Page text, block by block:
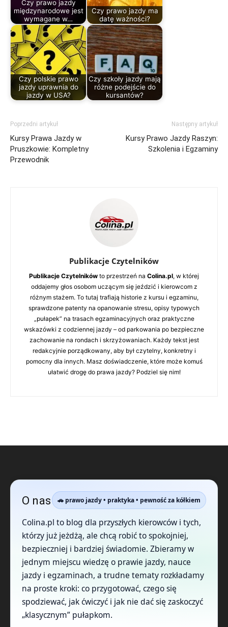
Czy prawo jazdy
międzynarodowe jest
wymagane w…
Czy prawo jazdy ma
datę ważności?
Czy polskie prawo
jazdy uprawnia do
jazdy w USA?
Czy szkoły jazdy mają
różne podejście do
kursantów?
Poprzedni artykuł
Kursy Prawa Jazdy w
Pruszkowie: Kompletny
Przewodnik
Następny artykuł
Kursy Prawo Jazdy Raszyn:
Szkolenia i Egzaminy
Publikacje Czytelników
Publikacje Czytelników to przestrzeń na Colina.pl, w której
oddajemy głos osobom uczącym się jeździć i kierowcom z
różnym stażem. To tutaj trafiają historie z kursu i egzaminu,
sprawdzone patenty na opanowanie stresu, opisy typowych
„pułapek” na trasach egzaminacyjnych oraz praktyczne
wskazówki z codziennej jazdy – od parkowania po bezpieczne
zachowanie na rondach i skrzyżowaniach. Każdy tekst jest
redakcyjnie porządkowany, aby był czytelny, konkretny i
pomocny dla innych. Masz doświadczenie, które może komuś
ułatwić drogę do prawa jazdy? Podziel się nim!
O nas 🚗 prawo jazdy • praktyka • pewność za kółkiem
Colina.pl to blog dla przyszłych kierowców i tych,
którzy już jeżdżą, ale chcą robić to spokojniej,
bezpieczniej i bardziej świadomie. Zbieramy w
jednym miejscu wiedzę o prawie jazdy, nauce
jazdy i egzaminach, a trudne tematy rozkładamy
na proste kroki: co przygotować, czego się
spodziewać, jak ćwiczyć i jak nie dać się zaskoczyć
„klasycznym” pułapkom.